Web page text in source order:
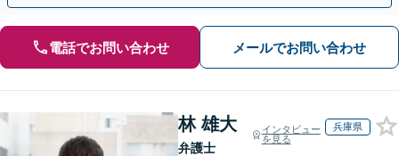
電話でお問い合わせ メールでお問い合わせ
林 雄大
弁護士
インタビュー
を見る
兵庫県